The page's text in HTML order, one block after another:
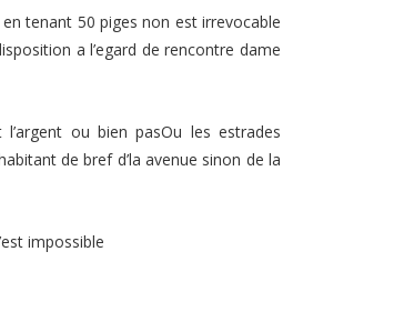
tenant 50 piges non est irrevocable
a l’egard de rencontre dame
ou bien pasOu les estrades
de bref d’la avenue sinon de la
impossible